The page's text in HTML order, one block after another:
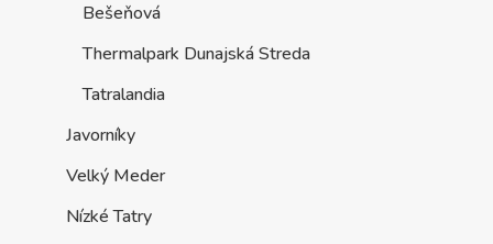
Bešeňová
Thermalpark Dunajská Streda
Tatralandia
Javorníky
Velký Meder
Nízké Tatry